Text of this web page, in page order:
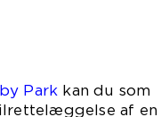
Park kan du som
af en